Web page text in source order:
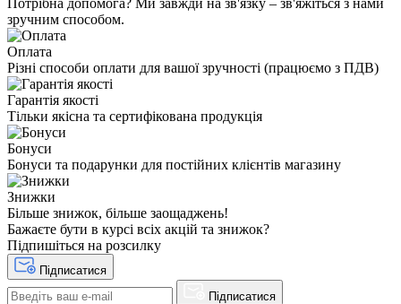
зручним способом.
Оплата
Різні способи оплати для вашої зручності (працюємо з ПДВ)
Гарантія якості
Тільки якісна та сертифікована продукція
Бонуси
Бонуси та подарунки для постійних клієнтів магазину
Знижки
Більше знижок, більше заощаджень!
Бажаєте бути в курсі всіх акцій та знижок?
Підпишіться на розсилку
Підписатися
Підписатися